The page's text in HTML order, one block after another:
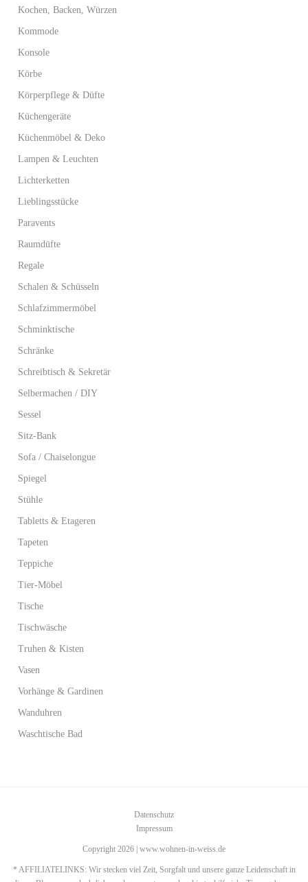
Kochen, Backen, Würzen
Kommode
Konsole
Körbe
Körperpflege & Düfte
Küchengeräte
Küchenmöbel & Deko
Lampen & Leuchten
Lichterketten
Lieblingsstücke
Paravents
Raumdüfte
Regale
Schalen & Schüsseln
Schlafzimmermöbel
Schminktische
Schränke
Schreibtisch & Sekretär
Selbermachen / DIY
Sessel
Sitz-Bank
Sofa / Chaiselongue
Spiegel
Stühle
Tabletts & Etageren
Tapeten
Teppiche
Tier-Möbel
Tische
Tischwäsche
Truhen & Kisten
Vasen
Vorhänge & Gardinen
Wanduhren
Waschtische Bad
Datenschutz
Impressum
Copyright 2026 | www.wohnen-in-weiss.de
* AFFILIATELINKS: Wir stecken viel Zeit, Sorgfalt und unsere ganze Leidenschaft in